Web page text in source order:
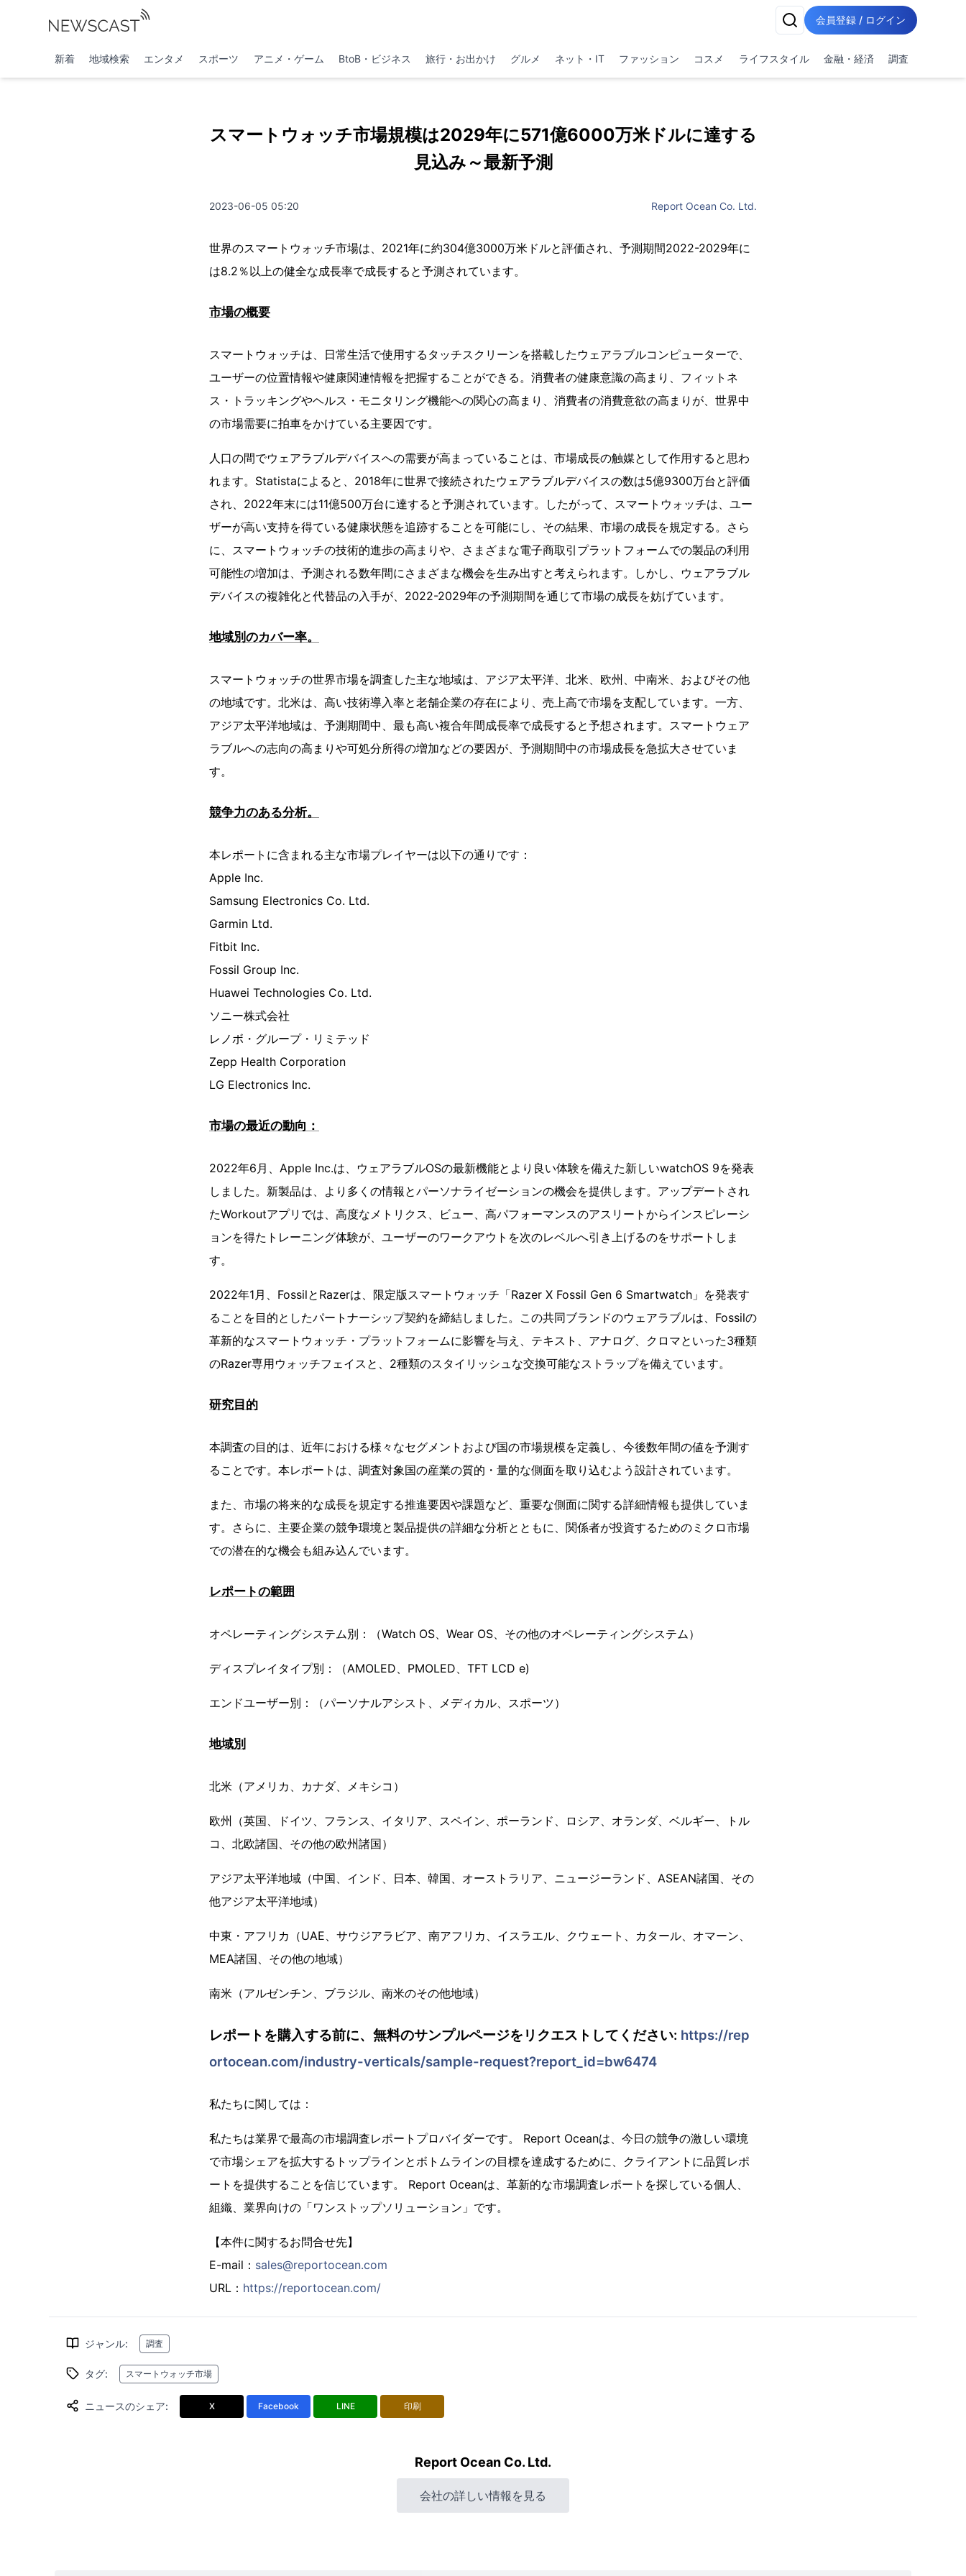
会員登録 / ログイン
新着 地域検索 エンタメ スポーツ アニメ・ゲーム BtoB・ビジネス 旅行・お出かけ グルメ ネット・IT ファッション コスメ ライフスタイル 金融・経済 調査
スマートウォッチ市場規模は2029年に571億6000万米ドルに達する
見込み～最新予測
2023-06-05 05:20 Report Ocean Co. Ltd.
世界のスマートウォッチ市場は、2021年に約304億3000万米ドルと評価され、予測期間2022-2029年に
は8.2％以上の健全な成長率で成長すると予測されています。
市場の概要
スマートウォッチは、日常生活で使用するタッチスクリーンを搭載したウェアラブルコンピューターで、
ユーザーの位置情報や健康関連情報を把握することができる。消費者の健康意識の高まり、フィットネ
ス・トラッキングやヘルス・モニタリング機能への関心の高まり、消費者の消費意欲の高まりが、世界中
の市場需要に拍車をかけている主要因です。
人口の間でウェアラブルデバイスへの需要が高まっていることは、市場成長の触媒として作用すると思わ
れます。Statistaによると、2018年に世界で接続されたウェアラブルデバイスの数は5億9300万台と評価
され、2022年末には11億500万台に達すると予測されています。したがって、スマートウォッチは、ユー
ザーが高い支持を得ている健康状態を追跡することを可能にし、その結果、市場の成長を規定する。さら
に、スマートウォッチの技術的進歩の高まりや、さまざまな電子商取引プラットフォームでの製品の利用
可能性の増加は、予測される数年間にさまざまな機会を生み出すと考えられます。しかし、ウェアラブル
デバイスの複雑化と代替品の入手が、2022-2029年の予測期間を通じて市場の成長を妨げています。
地域別のカバー率。
スマートウォッチの世界市場を調査した主な地域は、アジア太平洋、北米、欧州、中南米、およびその他
の地域です。北米は、高い技術導入率と老舗企業の存在により、売上高で市場を支配しています。一方、
アジア太平洋地域は、予測期間中、最も高い複合年間成長率で成長すると予想されます。スマートウェア
ラブルへの志向の高まりや可処分所得の増加などの要因が、予測期間中の市場成長を急拡大させていま
す。
競争力のある分析。
本レポートに含まれる主な市場プレイヤーは以下の通りです：
Apple Inc.
Samsung Electronics Co. Ltd.
Garmin Ltd.
Fitbit Inc.
Fossil Group Inc.
Huawei Technologies Co. Ltd.
ソニー株式会社
レノボ・グループ・リミテッド
Zepp Health Corporation
LG Electronics Inc.
市場の最近の動向：
2022年6月、Apple Inc.は、ウェアラブルOSの最新機能とより良い体験を備えた新しいwatchOS 9を発表
しました。新製品は、より多くの情報とパーソナライゼーションの機会を提供します。アップデートされ
たWorkoutアプリでは、高度なメトリクス、ビュー、高パフォーマンスのアスリートからインスピレーシ
ョンを得たトレーニング体験が、ユーザーのワークアウトを次のレベルへ引き上げるのをサポートしま
す。
2022年1月、FossilとRazerは、限定版スマートウォッチ「Razer X Fossil Gen 6 Smartwatch」を発表す
ることを目的としたパートナーシップ契約を締結しました。この共同ブランドのウェアラブルは、Fossilの
革新的なスマートウォッチ・プラットフォームに影響を与え、テキスト、アナログ、クロマといった3種類
のRazer専用ウォッチフェイスと、2種類のスタイリッシュな交換可能なストラップを備えています。
研究目的
本調査の目的は、近年における様々なセグメントおよび国の市場規模を定義し、今後数年間の値を予測す
ることです。本レポートは、調査対象国の産業の質的・量的な側面を取り込むよう設計されています。
また、市場の将来的な成長を規定する推進要因や課題など、重要な側面に関する詳細情報も提供していま
す。さらに、主要企業の競争環境と製品提供の詳細な分析とともに、関係者が投資するためのミクロ市場
での潜在的な機会も組み込んでいます。
レポートの範囲
オペレーティングシステム別：（Watch OS、Wear OS、その他のオペレーティングシステム）
ディスプレイタイプ別：（AMOLED、PMOLED、TFT LCD e)
エンドユーザー別：（パーソナルアシスト、メディカル、スポーツ）
地域別
北米（アメリカ、カナダ、メキシコ）
欧州（英国、ドイツ、フランス、イタリア、スペイン、ポーランド、ロシア、オランダ、ベルギー、トル
コ、北欧諸国、その他の欧州諸国）
アジア太平洋地域（中国、インド、日本、韓国、オーストラリア、ニュージーランド、ASEAN諸国、その
他アジア太平洋地域）
中東・アフリカ（UAE、サウジアラビア、南アフリカ、イスラエル、クウェート、カタール、オマーン、
MEA諸国、その他の地域）
南米（アルゼンチン、ブラジル、南米のその他地域）
レポートを購入する前に、無料のサンプルページをリクエストしてください: https://rep
ortocean.com/industry-verticals/sample-request?report_id=bw6474
私たちに関しては：
私たちは業界で最高の市場調査レポートプロバイダーです。 Report Oceanは、今日の競争の激しい環境
で市場シェアを拡大するトップラインとボトムラインの目標を達成するために、クライアントに品質レポ
ートを提供することを信じています。 Report Oceanは、革新的な市場調査レポートを探している個人、
組織、業界向けの「ワンストップソリューション」です。
【本件に関するお問合せ先】
E-mail： sales@reportocean.com
URL： https://reportocean.com/
ジャンル: 調査
タグ: スマートウォッチ市場
ニュースのシェア: X Facebook LINE 印刷
Report Ocean Co. Ltd.
会社の詳しい情報を見る